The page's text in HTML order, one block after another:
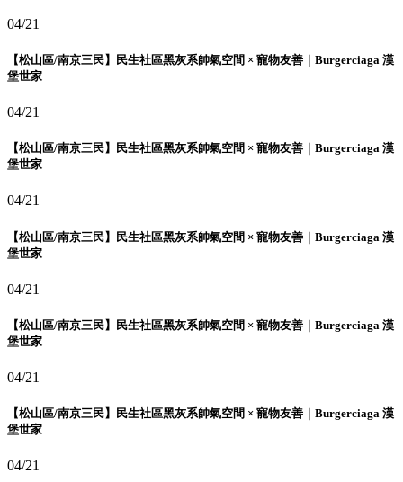
04/21
【松山區/南京三民】民生社區黑灰系帥氣空間 × 寵物友善｜Burgerciaga 漢
堡世家
04/21
【松山區/南京三民】民生社區黑灰系帥氣空間 × 寵物友善｜Burgerciaga 漢
堡世家
04/21
【松山區/南京三民】民生社區黑灰系帥氣空間 × 寵物友善｜Burgerciaga 漢
堡世家
04/21
【松山區/南京三民】民生社區黑灰系帥氣空間 × 寵物友善｜Burgerciaga 漢
堡世家
04/21
【松山區/南京三民】民生社區黑灰系帥氣空間 × 寵物友善｜Burgerciaga 漢
堡世家
04/21